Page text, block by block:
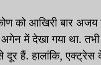
को आखिरी बार
में देखा गया था.
दूर हैं. हालांकि, एक्ट्रेस